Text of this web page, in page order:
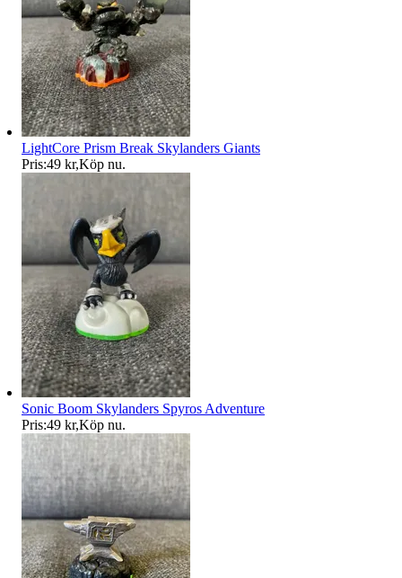
LightCore Prism Break Skylanders Giants
Pris:49 kr,Köp nu.
Sonic Boom Skylanders Spyros Adventure
Pris:49 kr,Köp nu.